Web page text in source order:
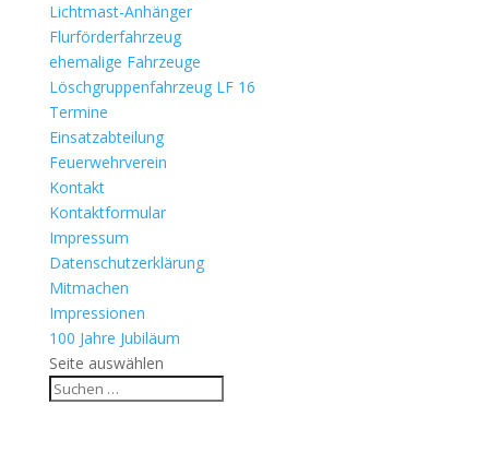
Lichtmast-Anhänger
Flurförderfahrzeug
ehemalige Fahrzeuge
Löschgruppenfahrzeug LF 16
Termine
Einsatzabteilung
Feuerwehrverein
Kontakt
Kontaktformular
Impressum
Datenschutzerklärung
Mitmachen
Impressionen
100 Jahre Jubiläum
Seite auswählen